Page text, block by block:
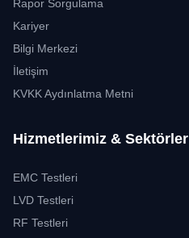
Rapor Sorgulama
Kariyer
Bilgi Merkezi
İletişim
KVKK Aydınlatma Metni
Hizmetlerimiz & Sektörler
EMC Testleri
LVD Testleri
RF Testleri